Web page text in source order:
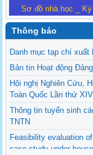
Sơ đồ nhà học _
Thông báo
Danh mục tạp chí
Bản tin Hoạt động
Hội nghị Nghiên Cứu,
Toàn Quốc Lần thứ
Thông tin tuyển sinh
TNTN
Feasibility evaluation
case study under